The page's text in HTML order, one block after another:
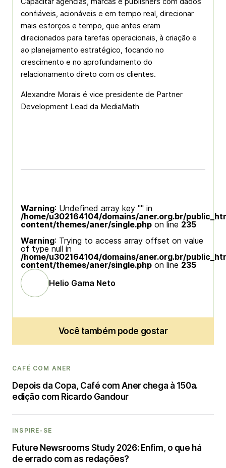
confiáveis, acionáveis e em tempo real, direcionar
mais esforços e tempo, que antes eram
direcionados para tarefas operacionais, à criação e
ao planejamento estratégico, focando no
crescimento e no aprofundamento do
relacionamento direto com os clientes.
Alexandre Morais é vice presidente de Partner
Development Lead da MediaMath
Warning: Undefined array key "" in
/home/u302164104/domains/aner.org.br/
content/themes/aner/single.php on line 235
Warning: Trying to access array offset on value
of type null in
/home/u302164104/domains/aner.org.br/
content/themes/aner/single.php on line 235
Helio Gama Neto
Você também pode gostar
CAFÉ COM ANER
Depois da Copa, Café com Aner chega à 150a.
edição com Ricardo Gandour
INSPIRE-SE
Future Newsrooms Study 2026: Enfim, o que há
de errado com as redações?